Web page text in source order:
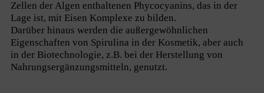
Zellen der Algen enthaltenen Phycocyanins, das in der
Lage ist, mit Eisen Komplexe zu bilden.
Darüber hinaus werden die außergewöhnlichen
Eigenschaften von Spirulina in der Kosmetik, aber auch
in der Biotechnologie, z.B. bei der Herstellung von
Nahrungsergänzungsmitteln, genutzt.